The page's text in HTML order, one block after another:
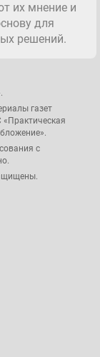
их мнение и
для
решений.
газет
с